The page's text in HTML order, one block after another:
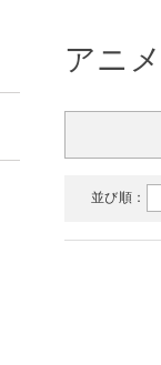
アニ
並び順：